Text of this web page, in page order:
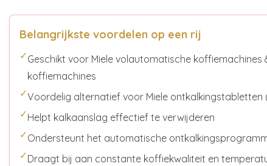
Belangrijkste voordelen op een rij
✓Geschikt voor Miele volautomatische koffiemachines
koffiemachines
✓Voordelig alternatief voor Miele ontkalkingstabletten
✓Helpt kalkaanslag effectief te verwijderen
✓Ondersteunt het automatische
✓Draagt bij aan constante koffiekwaliteit en